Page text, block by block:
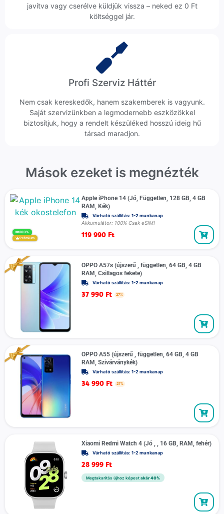
javítva vagy cserélve küldjük vissza – neked ez 0 Ft
költséggel jár.
Profi Szerviz Háttér
Nem csak kereskedők, hanem szakemberek is vagyunk.
Saját szervizünkben a legmodernebb eszközökkel
biztosítjuk, hogy a rendelt készüléked hosszú ideig hű
társad maradjon.
Mások ezeket is megnézték
100%
Prémium
Apple iPhone 14 (Jó, Független, 128 GB, 4 GB
RAM, Kék)
Várható szállítás: 1-2 munkanap
Akkumulátor: 100% Csak eSIM!
119 990 Ft
OPPO A57s (újszerű , független, 64 GB, 4 GB
RAM, Csillagos fekete)
Várható szállítás: 1-2 munkanap
37 990 Ft 27%
OPPO A55 (újszerű , független, 64 GB, 4 GB
RAM, Szivárványkék)
Várható szállítás: 1-2 munkanap
34 990 Ft 27%
Xiaomi Redmi Watch 4 (Jó , , 16 GB, RAM, fehér)
Várható szállítás: 1-2 munkanap
28 999 Ft
Megtakarítás újhoz képest akár 40%